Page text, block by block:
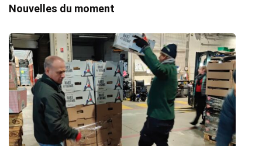
Nouvelles du moment